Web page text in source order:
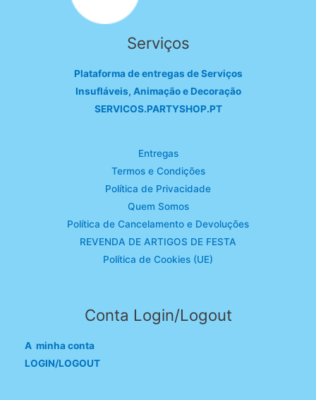
Serviços
Plataforma de entregas de Serviços
Insufláveis, Animação e Decoração
SERVICOS.PARTYSHOP.PT
Entregas
Termos e Condições
Política de Privacidade
Quem Somos
Política de Cancelamento e Devoluções
REVENDA DE ARTIGOS DE FESTA
Política de Cookies (UE)
Conta Login/Logout
A minha conta
LOGIN/LOGOUT